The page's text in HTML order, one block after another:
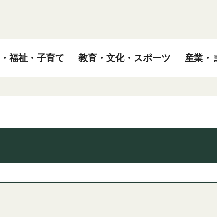
福祉・子育て 教育・文化・スポーツ 産業・